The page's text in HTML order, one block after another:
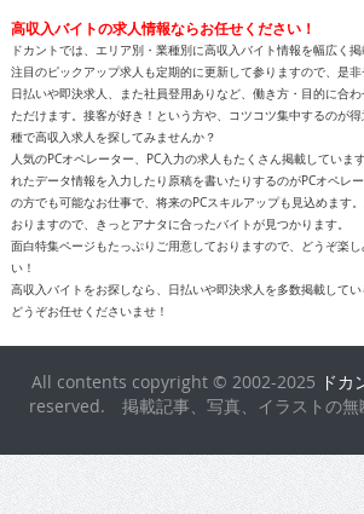
高収入バイトの求人情報ならお任せください！
ドカントでは、エリア別・業種別に高収入バイト情報を幅広く掲
注目のピックアップ求人も定期的に更新して参りますので、是非
日払いや即決求人、また社員登用ありなど、働き方・目的に合
ただけます。接客が好き！という方や、コツコツ集中するのが
種で高収入求人を探してみませんか？
人気のPCオペレーター、PC入力の求人もたくさん掲載していま
れたデータ情報を入力したり原稿を書いたりするのがPCオペレ
の方でも可能なお仕事で、将来のPCスキルアップも見込めます
おりますので、きっとアナタに合ったバイトが見つかります。
面白特集ページもたっぷりご用意しておりますので、どうぞ楽
い！
高収入バイトをお探しなら、日払いや即決求人を多数掲載して
どうぞお任せくださいませ！
All contents copyright © 2002-2025 ドカ
reserved. 掲載記事、写真、イラストの無